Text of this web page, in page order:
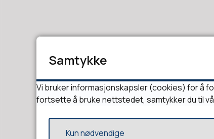
Samtykke
Vi bruker informasjonskapsler (cookies) for å
fortsette å bruke nettstedet, samtykker du til
Kun nødvendige